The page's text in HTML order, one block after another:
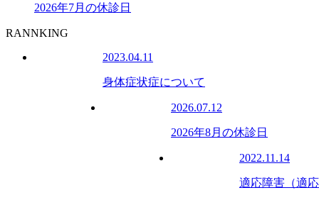
2026年7月の休診日
RANNKING
2023.04.11
身体症状症について
2026.07.12
2026年8月の休診日
2022.11.14
適応障害（適